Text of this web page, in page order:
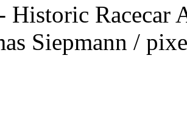
Racecar
Siepmann /